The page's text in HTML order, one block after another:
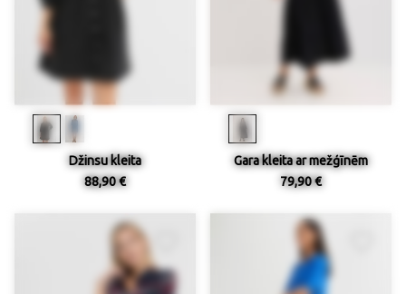
Džinsu kleita
88,90 €
Gara kleita ar mežģīnēm
79,90 €